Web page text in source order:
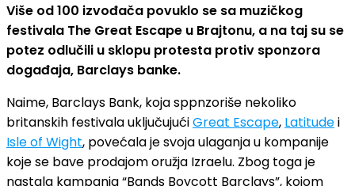
Više od 100 izvođača povuklo se sa muzičkog
festivala The Great Escape u Brajtonu, a na taj su se
potez odlučili u sklopu protesta protiv sponzora
događaja, Barclays banke.
Naime, Barclays Bank, koja sppnzoriše nekoliko
britanskih festivala uključujućiGreat Escape, Latitudei
Isle of Wight, povećala je svoja ulaganja u kompanije
koje se bave prodajom oružja Izraelu. Zbog toga je
nastala kampanja “Bands Boycott Barclays”, kojom